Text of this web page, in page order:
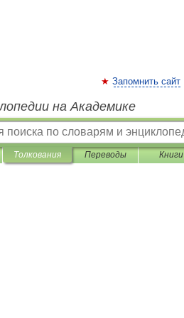
Запомнить сайт
на Академике
Толкования Переводы Книги